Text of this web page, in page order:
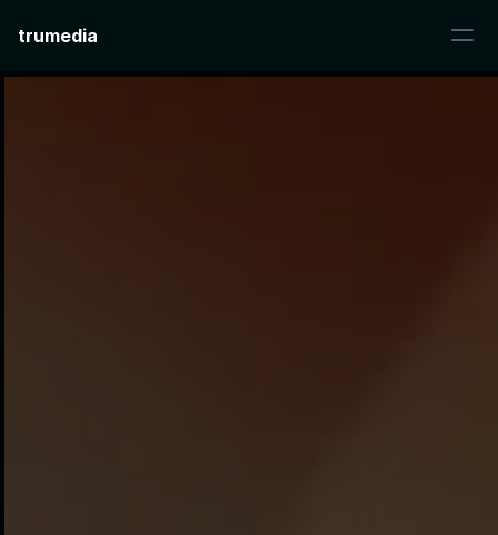
trumedia